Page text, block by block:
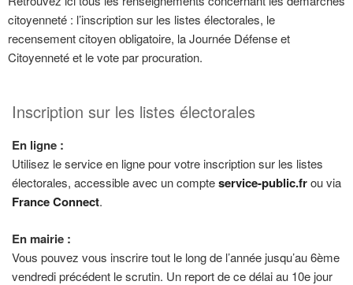
citoyenneté : l’inscription sur les listes électorales, le
recensement citoyen obligatoire, la Journée Défense et
Citoyenneté et le vote par procuration.
Inscription sur les listes électorales
En ligne :
Utilisez le service en ligne pour votre inscription sur les listes
électorales, accessible avec un compteservice-public.frou via
France Connect.
En mairie :
Vous pouvez vous inscrire tout le long de l’année jusqu’au 6ème
vendredi précédent le scrutin. Un report de ce délai au 10e jour